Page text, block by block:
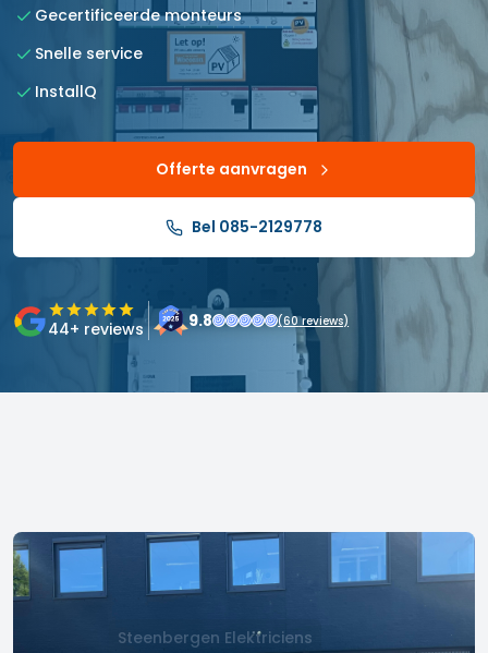
Gecertificeerde monteurs
Snelle service
InstallQ
Offerte aanvragen
Bel 085-2129778
44+ reviews 9.8 (60reviews)
Steenbergen Elektriciens